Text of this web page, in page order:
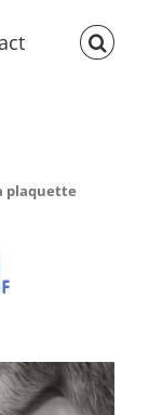
plaquette